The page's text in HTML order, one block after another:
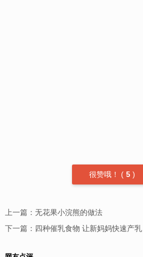
很赞哦！ ( 5 )
上一篇： 无花果小浣熊的做法
下一篇： 四种催乳食物 让新妈妈快速产乳